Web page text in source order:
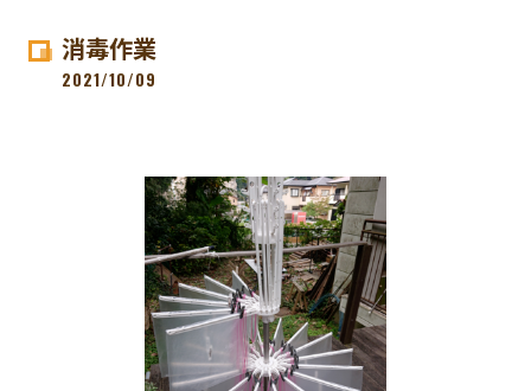
消毒作業
2021/10/09